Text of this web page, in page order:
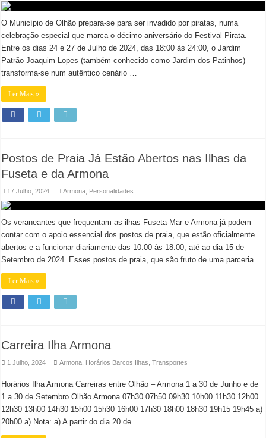
O Município de Olhão prepara-se para ser invadido por piratas, numa
celebração especial que marca o décimo aniversário do Festival Pirata.
Entre os dias 24 e 27 de Julho de 2024, das 18:00 às 24:00, o Jardim
Patrão Joaquim Lopes (também conhecido como Jardim dos Patinhos)
transforma-se num autêntico cenário …
Ler Mais »
Postos de Praia Já Estão Abertos nas Ilhas da
Fuseta e da Armona
17 Julho, 2024 Armona Personalidades
Os veraneantes que frequentam as ilhas Fuseta-Mar e Armona já podem
contar com o apoio essencial dos postos de praia, que estão oficialmente
abertos e a funcionar diariamente das 10:00 às 18:00, até ao dia 15 de
Setembro de 2024. Esses postos de praia, que são fruto de uma parceria …
Ler Mais »
Carreira Ilha Armona
1 Julho, 2024 Armona Horários Barcos Ilhas ,Transportes
Horários Ilha Armona Carreiras entre Olhão – Armona 1 a 30 de Junho e de
1 a 30 de Setembro Olhão Armona 07h30 07h50 09h30 10h00 11h30 12h00
12h30 13h00 14h30 15h00 15h30 16h00 17h30 18h00 18h30 19h15 19h45 a)
20h00 a) Nota: a) A partir do dia 20 de …